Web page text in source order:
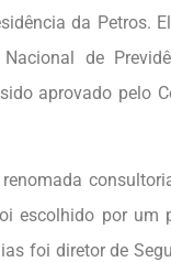
da Petros.
Nacional de
aprovado pelo
escolhido por um
foi diretor de